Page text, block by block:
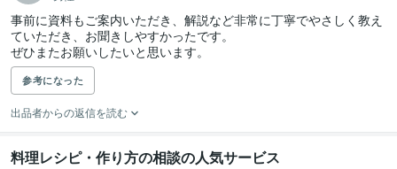
事前に資料もご案内いただき、解説など非常に丁寧でやさしく教え
ていただき、お聞きしやすかったです。
ぜひまたお願いしたいと思います。
参考になった
出品者からの返信を読む
料理レシピ・作り方の相談の人気サービス